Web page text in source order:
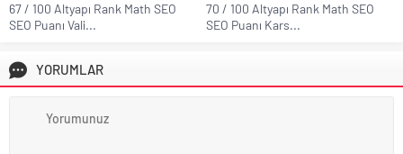
67 / 100 Altyapı Rank Math SEO
SEO Puanı Vali...
70 / 100 Altyapı Rank Math SEO
SEO Puanı Kars...
YORUMLAR